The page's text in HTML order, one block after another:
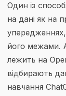
Один із
на дані як на
упередженнях,
його межами.
лежить на
відбирають
навчання